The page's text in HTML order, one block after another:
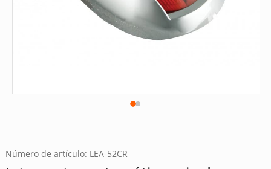
Número de artículo: LEA-52CR